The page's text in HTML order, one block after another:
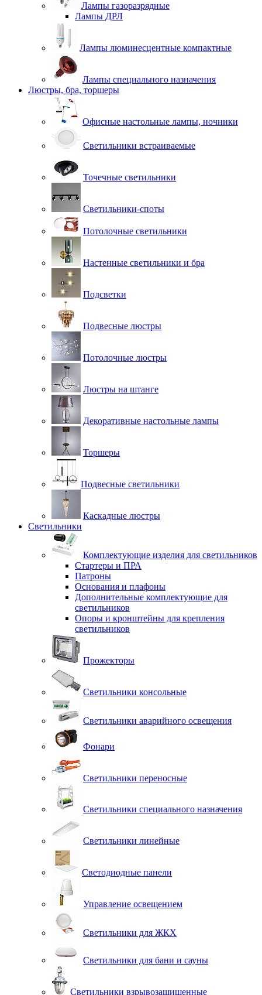
Лампы газоразрядные
Лампы ДРЛ
Лампы люминесцентные компактные
Лампы специального назначения
Люстры, бра, торшеры
Офисные настольные лампы, ночники
Светильники встраиваемые
Точечные светильники
Светильники-споты
Потолочные светильники
Настенные светильники и бра
Подсветки
Подвесные люстры
Потолочные люстры
Люстры на штанге
Декоративные настольные лампы
Торшеры
Подвесные светильники
Каскадные люстры
Светильники
Комплектующие изделия для светильников
Стартеры и ПРА
Патроны
Основания и плафоны
Дополнительные комплектующие для
светильников
Опоры и кронштейны для крепления
светильников
Прожекторы
Светильники консольные
Светильники аварийного освещения
Фонари
Светильники переносные
Светильники специального назначения
Светильники линейные
Светодиодные панели
Управление освещением
Светильники для ЖКХ
Светильники для бани и сауны
Светильники взрывозащищенные